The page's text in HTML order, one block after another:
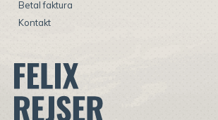
Betal faktura
Kontakt